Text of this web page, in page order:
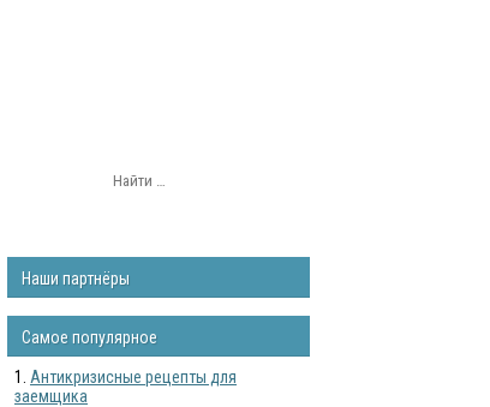
Наши партнёры
Самое популярное
Антикризисные рецепты для
заемщика